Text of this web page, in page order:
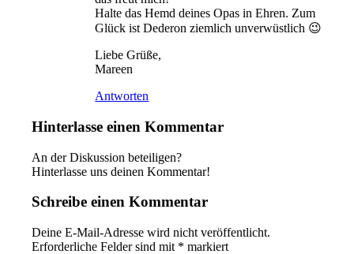
Halte das Hemd deines Opas in Ehren. Zum
Glück ist Dederon ziemlich unverwüstlich 😉
Liebe Grüße,
Mareen
Antworten
Hinterlasse einen Kommentar
An der Diskussion beteiligen?
Hinterlasse uns deinen Kommentar!
Schreibe einen Kommentar
Deine E-Mail-Adresse wird nicht veröffentlicht.
Erforderliche Felder sind mit * markiert